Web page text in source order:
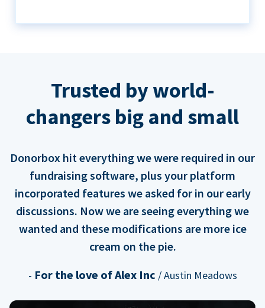
Trusted by world-
changers big and small
Donorbox hit everything we were required in our
fundraising software, plus your platform
incorporated features we asked for in our early
discussions. Now we are seeing everything we
wanted and these modifications are more ice
cream on the pie.
- For the love of Alex Inc / Austin Meadows